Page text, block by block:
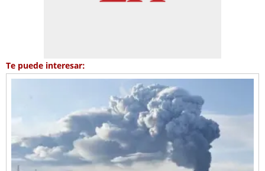
Te puede interesar: